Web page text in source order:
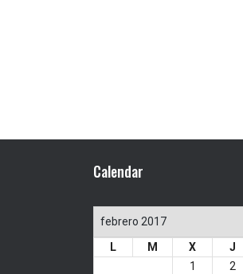
Calendar
febrero 2017
L
M X J
1
2